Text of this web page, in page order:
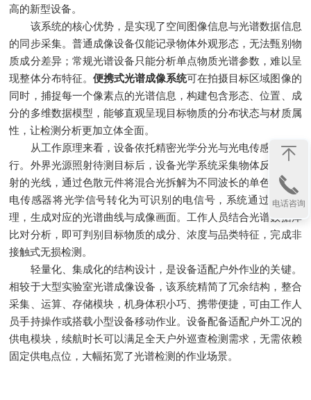
高的新型设备。
该系统的核心优势，是实现了空间图像信息与光谱数据信息
的同步采集。普通成像设备仅能记录物体外观形态，无法甄别物
质成分差异；常规光谱设备只能分析单点物质光谱参数，难以呈
现整体分布特征。 便携式光谱成像系统可在拍摄目标区域图像的
同时，捕捉每一个像素点的光谱信息，构建包含形态、位置、成
分的多维数据模型，能够直观呈现目标物质的分布状态与材质属
性，让检测分析更加立体全面。
从工作原理来看，设备依托精密光学分光与光电传感技术运
行。外界光源照射待测目标后，设备光学系统采集物体反射、透
射的光线，通过色散元件将混合光拆解为不同波长的单色光。光
电传感器将光学信号转化为可识别的电信号，系统通过运算处
理，生成对应的光谱曲线与成像画面。工作人员结合光谱数据库
比对分析，即可判别目标物质的成分、浓度与品类特征，完成非
接触式无损检测。
轻量化、集成化的结构设计，是设备适配户外作业的关键。
相较于大型实验室光谱成像设备，该系统精简了冗余结构，整合
采集、运算、存储模块，机身体积小巧、携带便捷，可由工作人
员手持操作或搭载小型设备移动作业。设备配备适配户外工况的
供电模块，续航时长可以满足全天户外巡查检测需求，无需依赖
固定供电点位，大幅拓宽了光谱检测的作业场景。
电话咨询